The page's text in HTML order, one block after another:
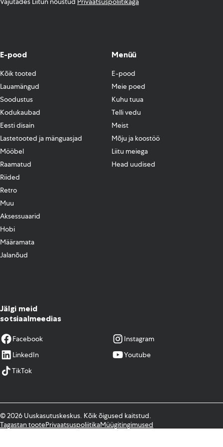
E-pood
Kõik tooted
Lauamängud
Soodustus
Kodukaubad
Eesti disain
Lastetooted ja mänguasjad
Mööbel
Raamatud
Riided
Retro
Muu
Aksessuaarid
Hobi
Määramata
Jalanõud
Menüü
E-pood
Meie poed
Kuhu tuua
Telli vedu
Meist
Mõju ja koostöö
Liitu meiega
Head uudised
Jälgi meid
sotsiaalmeedias
Facebook
Instagram
LinkedIn
Youtube
TikTok
© 2026 Uuskasutuskeskus. Kõik õigused kaitstud.
Tagastan tootePrivaatsuspoliitikaMüügitingimused